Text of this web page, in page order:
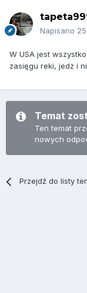
Napisano
W USA jest
zasięgu reki, jedz i
Temat
Ten temat
nowych
Przejdź do listy